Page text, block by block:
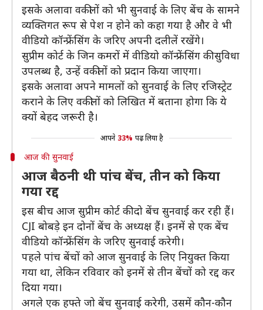
इसके अलावा वकीलों को भी सुनवाई के लिए बेंच के सामने
व्यक्तिगत रूप से पेश न होने को कहा गया है और वे भी
वीडियो कॉन्फ्रेंसिंग के जरिए अपनी दलीलें रखेंगे।
सुप्रीम कोर्ट के जिन कमरों में वीडियो कॉन्फ्रेंसिंग की सुविधा
उपलब्ध है, उन्हें वकीलों को प्रदान किया जाएगा।
इसके अलावा अपने मामलों को सुनवाई के लिए रजिस्ट्रेट
कराने के लिए वकीलों को लिखित में बताना होगा कि ये
क्यों बेहद जरूरी है।
आपने 33% पढ़ लिया है
आज की सुनवाई
आज बैठनी थी पांच बेंच, तीन को किया
गया रद्द
इस बीच आज सुप्रीम कोर्ट की दो बेंच सुनवाई कर रही हैं।
CJI बोबड़े इन दोनों बेंच के अध्यक्ष हैं। इनमें से एक बेंच
वीडियो कॉन्फ्रेंसिंग के जरिए सुनवाई करेगी।
पहले पांच बेंचों को आज सुनवाई के लिए नियुक्त किया
गया था, लेकिन रविवार को इनमें से तीन बेंचों को रद्द कर
दिया गया।
अगले एक हफ्ते जो बेंच सुनवाई करेगी, उसमें कौन-कौन